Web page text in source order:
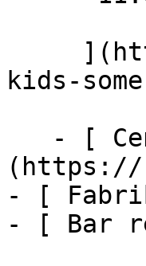
kids-
(https://
- [
- [ Bar